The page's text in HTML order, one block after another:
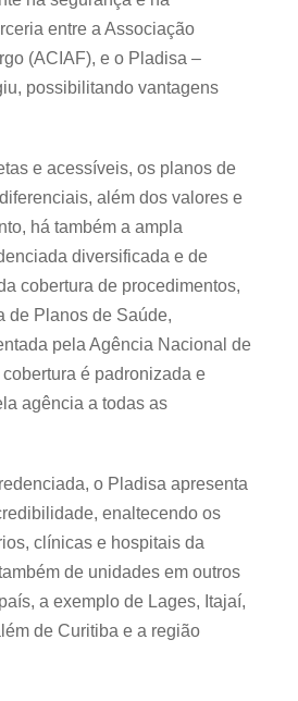
entre a Associação
(ACIAF), e o Pladisa –
possibilitando vantagens
e acessíveis, os planos de
além dos valores e
há também a ampla
diversificada e de
cobertura de procedimentos,
de Planos de Saúde,
pela Agência Nacional de
é padronizada e
agência a todas as
o Pladisa apresenta
enaltecendo os
clínicas e hospitais da
de unidades em outros
a exemplo de Lages, Itajaí,
de Curitiba e a região